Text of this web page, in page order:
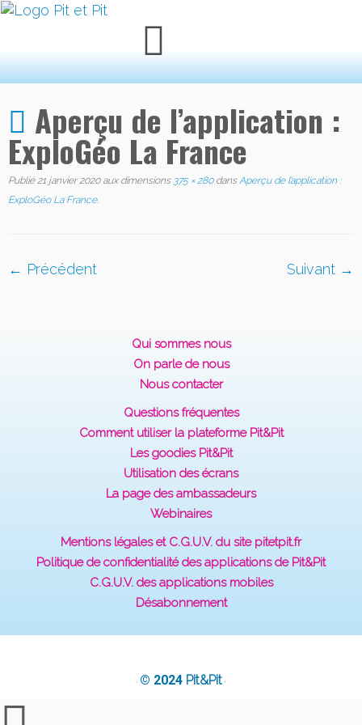
Aperçu de l’application :
ExploGéo La France
Publié 21 janvier 2020aux dimensions375 × 280dansAperçu de l’application :
ExploGéo La France.
← Précédent Suivant →
Qui sommes nous
On parle de nous
Nous contacter
Questions fréquentes
Comment utiliser la plateforme Pit&Pit
Les goodies Pit&Pit
Utilisation des écrans
La page des ambassadeurs
Webinaires
Mentions légales et C.G.U.V. du site pitetpit.fr
Politique de confidentialité des applications de Pit&Pit
C.G.U.V. des applications mobiles
Désabonnement
· © 2024 Pit&Pit ·